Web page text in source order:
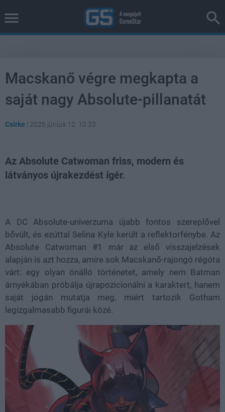
Macskanő végre megkapta a
saját nagy Absolute-pillanatát
Csirke | 2026 június 12. 10:33
Az Absolute Catwoman friss, modern és
látványos újrakezdést ígér.
A DC Absolute-univerzuma újabb fontos szereplővel
bővült, és ezúttal Selina Kyle került a reflektorfénybe. Az
Absolute Catwoman #1 már az első visszajelzések
alapján is azt hozza, amire sok Macskanő-rajongó régóta
várt: egy olyan önálló történetet, amely nem Batman
árnyékában próbálja újrapozicionálni a karaktert, hanem
saját jogán mutatja meg, miért tartozik Gotham
legizgalmasabb figurái közé.